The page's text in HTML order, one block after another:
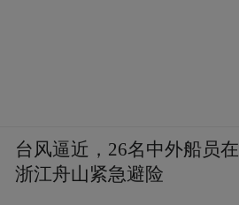
台风逼近，26名中外船员在
浙江舟山紧急避险